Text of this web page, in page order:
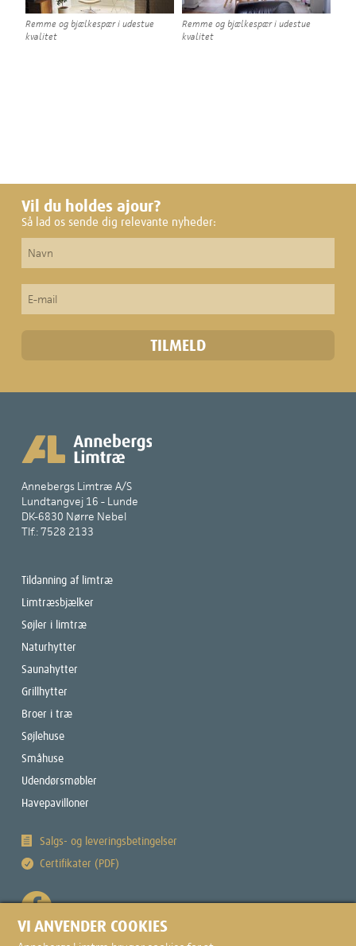
Remme og bjælkespær i udestue
kvalitet
Remme og bjælkespær i udestue
kvalitet
VI ANVENDER COOKIES
Vil du holdes ajour?
Så lad os sende dig relevante nyheder:
Annebergs Limtræ A/S
Lundtangvej 16 - Lunde
DK-6830 Nørre Nebel
Tlf.: 7528 2133
Tildanning af limtræ
Limtræsbjælker
Søjler i limtræ
Naturhytter
Saunahytter
Grillhytter
Broer i træ
Søjlehuse
Småhuse
Udendørsmøbler
Havepavilloner
Salgs- og leveringsbetingelser
Certifikater (PDF)